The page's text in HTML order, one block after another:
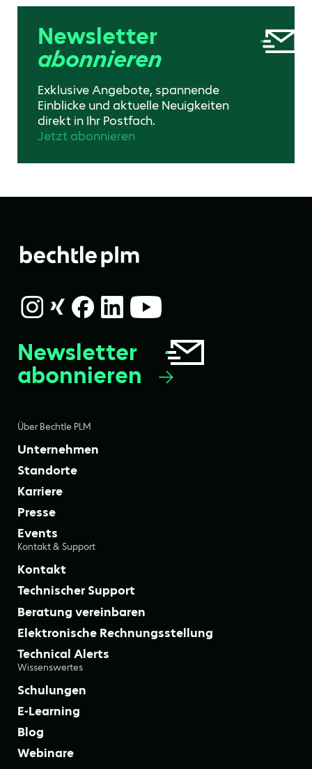
Newsletter
abonnieren
Exklusive Angebote, spannende
Einblicke und aktuelle Neuigkeiten
direkt in Ihr Postfach.
Jetzt abonnieren
Über Bechtle PLM
Unternehmen
Standorte
Karriere
Presse
Events
Kontakt & Support
Kontakt
Technischer Support
Beratung vereinbaren
Elektronische Rechnungsstellung
Technical Alerts
Wissenswertes
Schulungen
E-Learning
Blog
Webinare
Newsletter
abonnieren